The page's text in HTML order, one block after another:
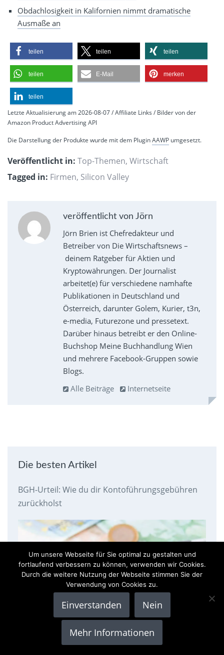
Obdachlosigkeit in Kalifornien nimmt dramatische
Ausmaße an
teilen teilen teilen
teilen E-Mail merken
teilen
Letzte Aktualisierung am 2026-08-07 / Affiliate Links / Bilder von der
Amazon Product Advertising API
Die Darstellung der Produkte wurde mit dem PluginAAWP umgesetzt.
Veröffentlicht in: Top-Themen, Wirtschaft
Tagged in: Firmen, Silicon Valley
veröffentlicht von Jörn
Jörn Brien ist Chefredakteur und
Betreiber von Die Wirtschaftsnews –
deinem Ratgeber für Aktien und
Kryptowährungen. Der Journalist
arbeitet(e) für verschiedene namhafte
Publikationen in Deutschland und
Österreich, darunter Golem, Kurier, t3n,
e-media, Futurezone und pressetext.
Darüber hinaus betreibt er den Online-
Buchshop Meine Buchhandlung Wien
und mehrere Facebook-Gruppen sowie
Blogs.
Alle Beiträge
Internetseite
Die besten Artikel
BGH-Urteil: Wie du dir Kontoführungsgebühren
zurückholst
Um unsere Webseite für Sie optimal zu gestalten und
fortlaufend verbessern zu können, verwenden wir Cookies.
Durch die weitere Nutzung der Webseite stimmen Sie der
Verwendung von Cookies zu.
Einverstanden Nein
Mehr Informationen